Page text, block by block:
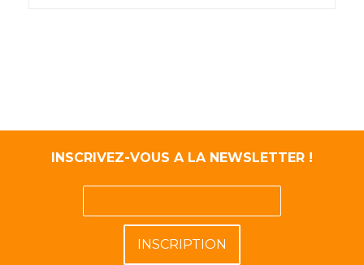
INSCRIVEZ-VOUS A LA NEWSLETTER !